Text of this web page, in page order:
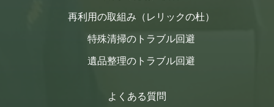
再利用の取組み（レリックの杜）
特殊清掃のトラブル回避
遺品整理のトラブル回避
よくある質問